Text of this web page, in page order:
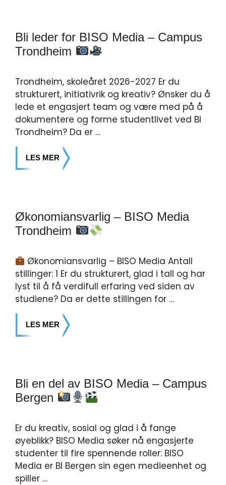
Bli leder for BISO Media – Campus
Trondheim
Trondheim, skoleåret 2026-2027 Er du
strukturert, initiativrik og kreativ? Ønsker du å
lede et engasjert team og være med på å
dokumentere og forme studentlivet ved BI
Trondheim? Da er …
LES MER
Økonomiansvarlig – BISO Media
Trondheim
Økonomiansvarlig – BISO Media Antall
stillinger: 1 Er du strukturert, glad i tall og har
lyst til å få verdifull erfaring ved siden av
studiene? Da er dette stillingen for …
LES MER
Bli en del av BISO Media – Campus
Bergen
Er du kreativ, sosial og glad i å fange
øyeblikk? BISO Media søker nå engasjerte
studenter til fire spennende roller: BISO
Media er BI Bergen sin egen medieenhet og
spiller …